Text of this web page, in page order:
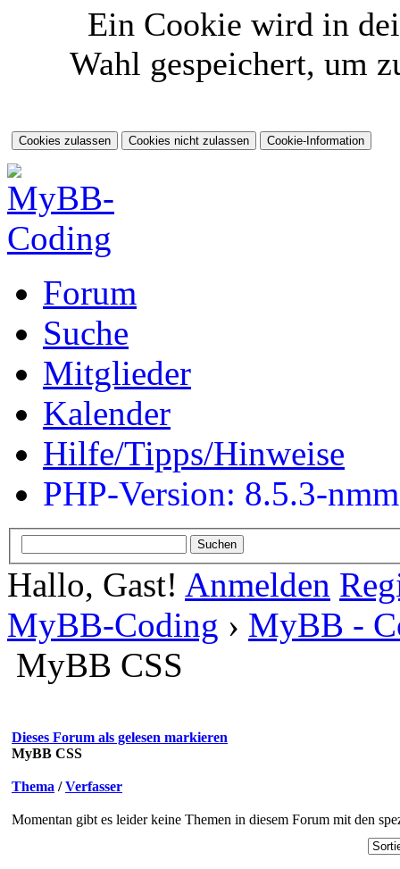
Ein Cookie wird in
Wahl gespeichert, um
Forum
Suche
Mitglieder
Kalender
Hilfe/Tipps/Hinweise
PHP-Version: 8.5.3-
Hallo, Gast! Anmelden
MyBB-Coding › MyBB -
MyBB CSS
Dieses Forum als gelesen markieren
MyBB CSS
Thema /Verfasser
Momentan gibt es leider keine Themen in diesem Forum mit den